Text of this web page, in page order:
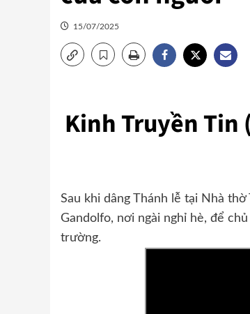
15/07/2025
Kinh Truyền Tin
Sau khi dâng Thánh lễ tại Nhà
Gandolfo, nơi ngài nghỉ hè, để
trường.